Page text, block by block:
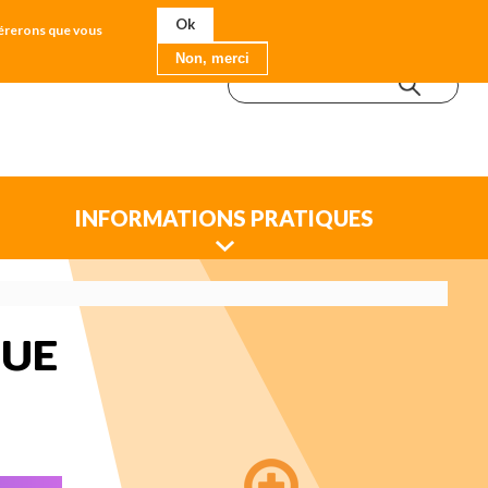
que vous
Ok
Non, merci
INFORMATIONS PRATIQUES